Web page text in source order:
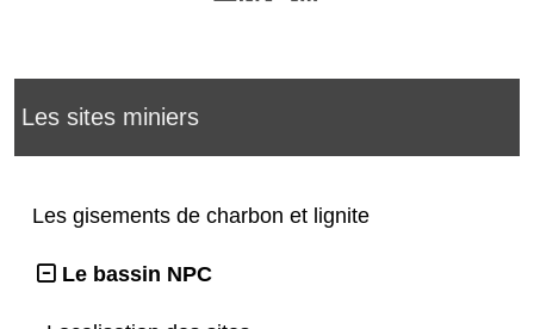
Les sites miniers
Les gisements de charbon et lignite
Le bassin NPC